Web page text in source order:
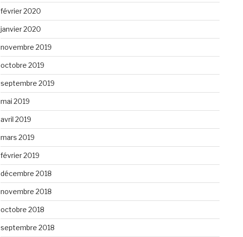
février 2020
janvier 2020
novembre 2019
octobre 2019
septembre 2019
mai 2019
avril 2019
mars 2019
février 2019
décembre 2018
novembre 2018
octobre 2018
septembre 2018